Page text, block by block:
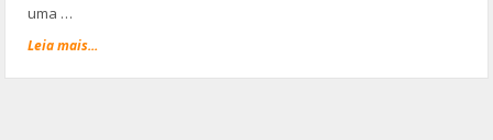
uma …
Leia mais...